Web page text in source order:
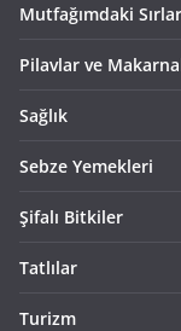
Mutfağımdaki Sırlar
Pilavlar ve
Sağlık
Sebze Yemekleri
Şifalı Bitkiler
Tatlılar
Turizm